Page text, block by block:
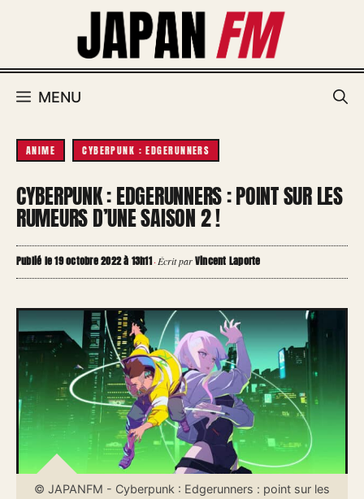
MENU
ANIME CYBERPUNK : EDGERUNNERS
CYBERPUNK : EDGERUNNERS : POINT SUR LES
RUMEURS D’UNE SAISON 2 !
Publié le 19 octobre 2022 à 13h11·Écrit parVincent Laporte
© JAPANFM - Cyberpunk : Edgerunners : point sur les